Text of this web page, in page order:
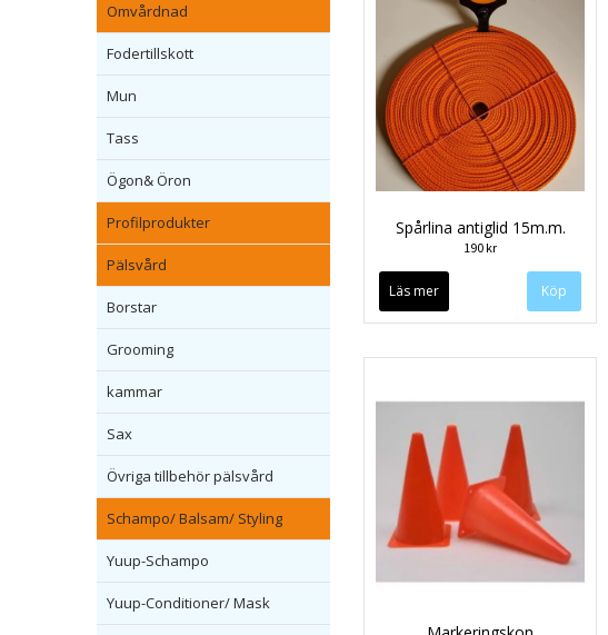
Omvårdnad
Fodertillskott
Mun
Tass
Ögon& Öron
Profilprodukter
Pälsvård
Borstar
Grooming
kammar
Sax
Övriga tillbehör pälsvård
Schampo/ Balsam/ Styling
Yuup-Schampo
Yuup-Conditioner/ Mask
Spårlina antiglid 15m.m.
190 kr
Läs mer Köp